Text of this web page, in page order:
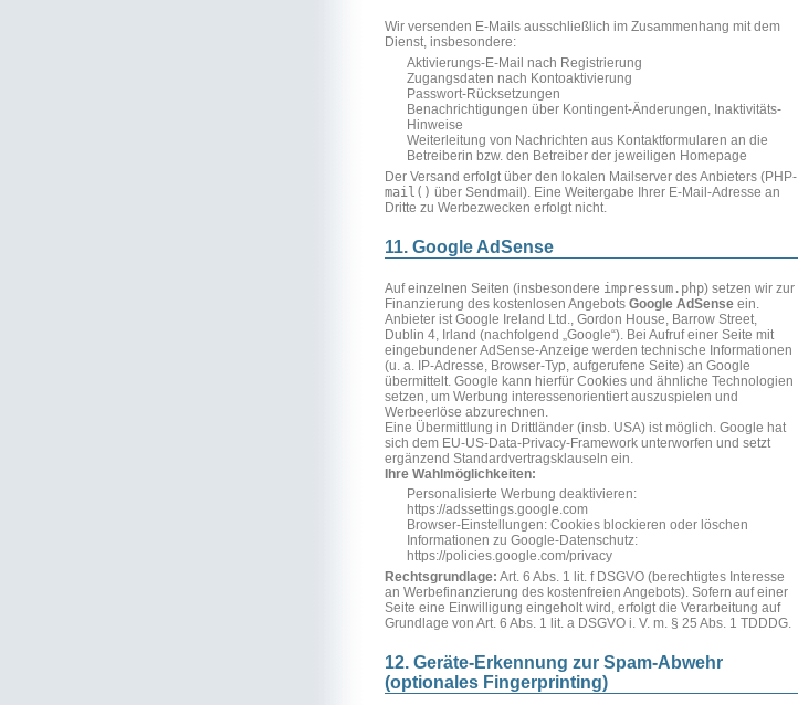
Wir versenden E-Mails ausschließlich im Zusammenhang mit dem
Dienst, insbesondere:
Aktivierungs-E-Mail nach Registrierung
Zugangsdaten nach Kontoaktivierung
Passwort-Rücksetzungen
Benachrichtigungen über Kontingent-Änderungen, Inaktivitäts-
Hinweise
Weiterleitung von Nachrichten aus Kontaktformularen an die
Betreiberin bzw. den Betreiber der jeweiligen Homepage
Der Versand erfolgt über den lokalen Mailserver des Anbieters (PHP-
mail() über Sendmail). Eine Weitergabe Ihrer E-Mail-Adresse an
Dritte zu Werbezwecken erfolgt nicht.
11. Google AdSense
Auf einzelnen Seiten (insbesondere impressum.php) setzen wir zur
Finanzierung des kostenlosen Angebots Google AdSense ein.
Anbieter ist Google Ireland Ltd., Gordon House, Barrow Street,
Dublin 4, Irland (nachfolgend „Google“). Bei Aufruf einer Seite mit
eingebundener AdSense-Anzeige werden technische Informationen
(u. a. IP-Adresse, Browser-Typ, aufgerufene Seite) an Google
übermittelt. Google kann hierfür Cookies und ähnliche Technologien
setzen, um Werbung interessenorientiert auszuspielen und
Werbeerlöse abzurechnen.
Eine Übermittlung in Drittländer (insb. USA) ist möglich. Google hat
sich dem EU-US-Data-Privacy-Framework unterworfen und setzt
ergänzend Standardvertragsklauseln ein.
Ihre Wahlmöglichkeiten:
Personalisierte Werbung deaktivieren:
https://adssettings.google.com
Browser-Einstellungen: Cookies blockieren oder löschen
Informationen zu Google-Datenschutz:
https://policies.google.com/privacy
Rechtsgrundlage: Art. 6 Abs. 1 lit. f DSGVO (berechtigtes Interesse
an Werbefinanzierung des kostenfreien Angebots). Sofern auf einer
Seite eine Einwilligung eingeholt wird, erfolgt die Verarbeitung auf
Grundlage von Art. 6 Abs. 1 lit. a DSGVO i. V. m. § 25 Abs. 1 TDDDG.
12. Geräte-Erkennung zur Spam-Abwehr
(optionales Fingerprinting)